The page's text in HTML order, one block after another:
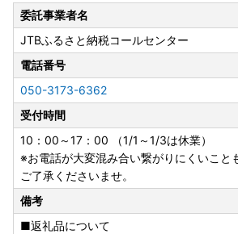
ませんのでご了承ください。
2026年10月を目途に、全商品のふるな
けて対応を進めて参りますので何卒よろ
ます。
委託事業者名
JTBふるさと納税コールセンター
電話番号
050-3173-6362
受付時間
10：00～17：00 （1/1～1/3は休業）
※お電話が大変混み合い繋がりにくいこと
ご了承くださいませ。
備考
■返礼品について